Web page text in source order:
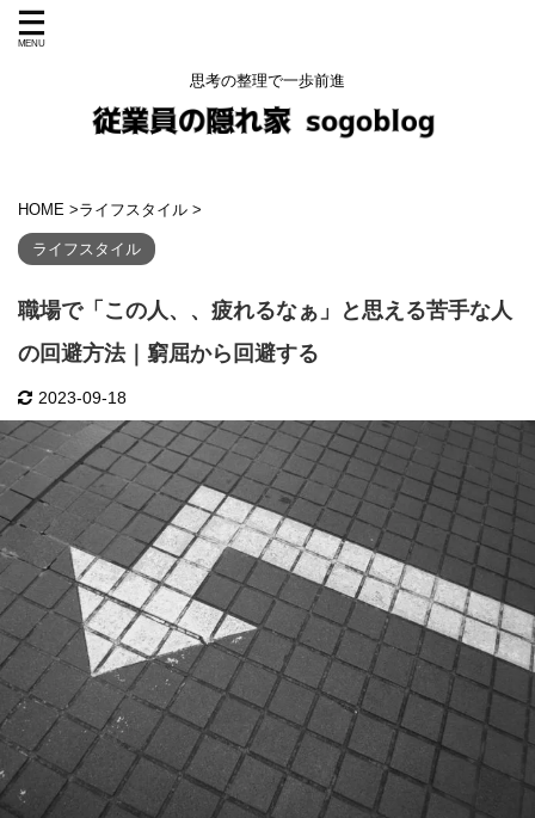
思考の整理で一歩前進
HOME >ライフスタイル >
ライフスタイル
職場で「この人、、疲れるなぁ」と思える苦手な人
の回避方法｜窮屈から回避する
2023-09-18